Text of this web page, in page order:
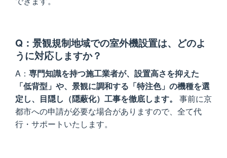
景観規制地域での室外機設置は、どのよ
うに対応しますか？
専門知識を持つ施工業者が、設置高さを抑えた
「低背型」や、景観に調和する「特注色」の機種を選
定し、目隠し（隠蔽化）工事を徹底します。
事前に京
都市への申請が必要な場合がありますので、全て代
行・サポートいたします。